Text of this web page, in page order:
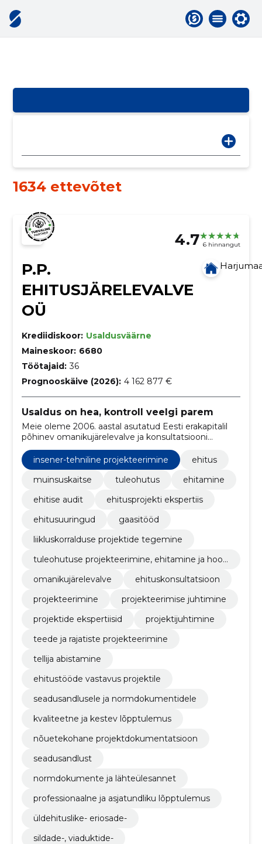
1634 ettevõtet
4.7 6 hinnangut
P.P.
EHITUSJÄRELEVALVE
OÜ
Krediidiskoor: Usaldusväärne
Maineskoor: 6680
Töötajaid: 36
Prognooskäive (2026): 4 162 877 €
Usaldus on hea, kontroll veelgi parem
Meie oleme 2006. aastal asutatud Eesti erakapitalil
põhinev omanikujärelevalve ja konsultatsiooni
teenust pakkuv ettevõte, mis on tegev üle Eesti.
insener-tehniline projekteerimine
ehitus
muinsuskaitse
tuleohutus
ehitamine
ehitise audit
ehitusprojekti ekspertiis
ehitusuuringud
gaasitööd
liikluskorralduse projektide tegemine
tuleohutuse projekteerimine, ehitamine ja hool
omanikujärelevalve
ehituskonsultatsioon
projekteerimine
projekteerimise juhtimine
projektide ekspertiisid
projektijuhtimine
teede ja rajatiste projekteerimine
tellija abistamine
ehitustööde vastavus projektile
seadusandlusele ja normdokumentidele
kvaliteetne ja kestev lõpptulemus
nõuetekohane projektdokumentatsioon
seadusandlust
normdokumente ja lähteülesannet
professionaalne ja asjatundliku lõpptulemus
üldehituslike- eriosade-
sildade-, viaduktide-